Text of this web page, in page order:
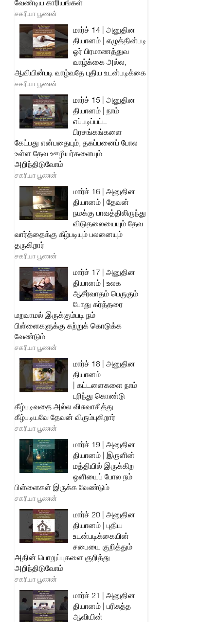
வேண்டிய காரியங்கள்
சகரியா பூணன்
மார்ச் 14 | அனுதின
தியானம் | எழுத்தின்படி
ஓர் பிரமாணத்துவ
வாழ்க்கை அல்ல,
ஆவியின்படி வாழ்வதே புதிய உடன்படிக்கை
சகரியா பூணன்
மார்ச் 15 | அனுதின
தியானம் | நாம்
எப்படிப்பட்ட
பிரசங்கங்களை
கேட்பது என்பதையும், தகப்பனைப் போல
உள்ள தேவ ஊழியர்களையும்
அறிந்திடுவோம்
சகரியா பூணன்
மார்ச் 16 | அனுதின
தியானம் | தேவன்
நமக்கு பாவத்திலிருந்து
விடுதலையையும் தேவ
வார்த்தைக்கு கீழ்படியும் பலனையும்
தருகிறார்
சகரியா பூணன்
மார்ச் 17 | அனுதின
தியானம் | உலக
ஆசீர்வாதம் பெருகும்
போது கர்த்தரை
மறவாமல் இருக்கும்படி நம்
பிள்ளைகளுக்கு கற்றுக் கொடுக்க
வேண்டும்
சகரியா பூணன்
மார்ச் 18 | அனுதின
தியானம்
| கட்டளைகளை நாம்
புரிந்து கொண்டு
கீழ்படிவதை அல்ல விசுவாசித்து
கீழ்படியவே தேவன் விரும்புகிறார்
சகரியா பூணன்
மார்ச் 19 | அனுதின
தியானம் | இருளின்
மத்தியில் இருக்கிற
ஒளியைப் போல நம்
பிள்ளைகள் இருக்க வேண்டும்
சகரியா பூணன்
மார்ச் 20 | அனுதின
தியானம் | புதிய
உடன்படிக்கையின்
சபையை குறித்தும்
அதின் பொறுப்புகளை குறித்து
அறிந்திடுவோம்
சகரியா பூணன்
மார்ச் 21 | அனுதின
தியானம் | பரிசுத்த
ஆவியின்